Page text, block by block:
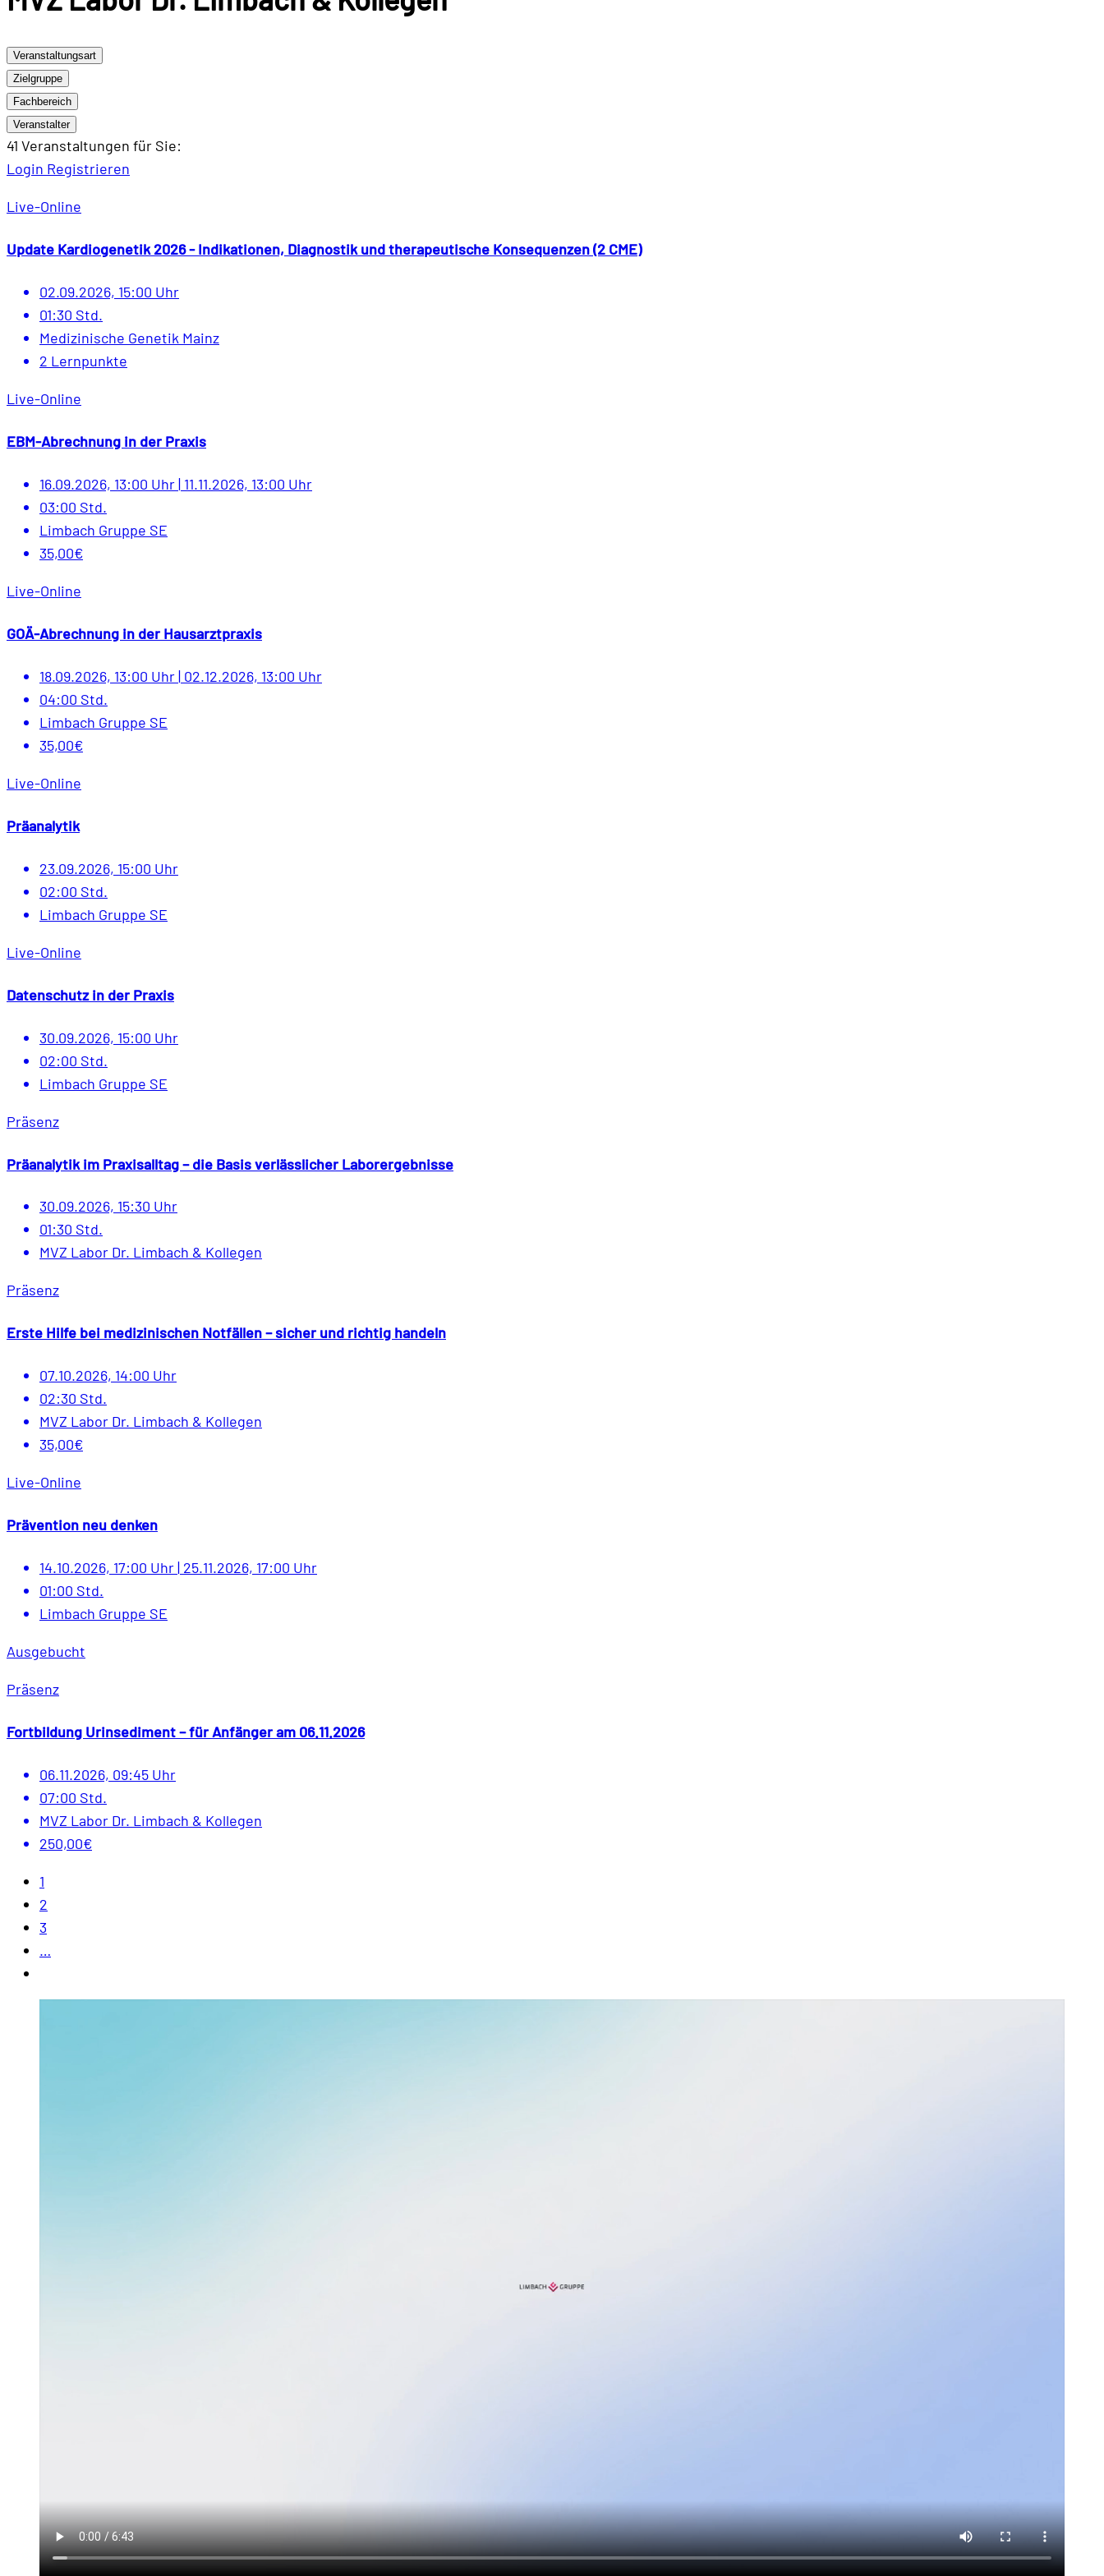
Veranstaltungsart
Zielgruppe
Fachbereich
Veranstalter
41 Veranstaltungen für Sie:
Login Registrieren
Live-Online
Update Kardiogenetik 2026 - Indikationen, Diagnostik und therapeutische Konsequenzen (2 CME)
02.09.2026, 15:00 Uhr
01:30 Std.
Medizinische Genetik Mainz
2 Lernpunkte
Live-Online
EBM-Abrechnung in der Praxis
16.09.2026, 13:00 Uhr| 11.11.2026, 13:00 Uhr
03:00 Std.
Limbach Gruppe SE
35,00€
Live-Online
GOÄ-Abrechnung in der Hausarztpraxis
18.09.2026, 13:00 Uhr| 02.12.2026, 13:00 Uhr
04:00 Std.
Limbach Gruppe SE
35,00€
Live-Online
Präanalytik
23.09.2026, 15:00 Uhr
02:00 Std.
Limbach Gruppe SE
Live-Online
Datenschutz in der Praxis
30.09.2026, 15:00 Uhr
02:00 Std.
Limbach Gruppe SE
Präsenz
Präanalytik im Praxisalltag – die Basis verlässlicher Laborergebnisse
30.09.2026, 15:30 Uhr
01:30 Std.
MVZ Labor Dr. Limbach & Kollegen
Präsenz
Erste Hilfe bei medizinischen Notfällen – sicher und richtig handeln
07.10.2026, 14:00 Uhr
02:30 Std.
MVZ Labor Dr. Limbach & Kollegen
35,00€
Live-Online
Prävention neu denken
14.10.2026, 17:00 Uhr| 25.11.2026, 17:00 Uhr
01:00 Std.
Limbach Gruppe SE
Ausgebucht
Präsenz
Fortbildung Urinsediment – für Anfänger am 06.11.2026
06.11.2026, 09:45 Uhr
07:00 Std.
MVZ Labor Dr. Limbach & Kollegen
250,00€
1
2
3
…